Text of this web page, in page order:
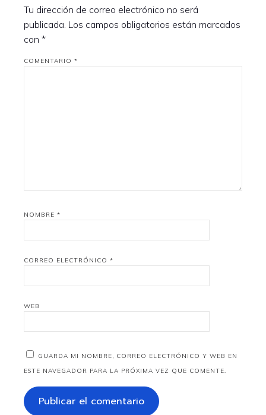
Tu dirección de correo electrónico no será
publicada. Los campos obligatorios están marcados
con *
COMENTARIO *
NOMBRE *
CORREO ELECTRÓNICO *
WEB
GUARDA MI NOMBRE, CORREO ELECTRÓNICO Y WEB EN
ESTE NAVEGADOR PARA LA PRÓXIMA VEZ QUE COMENTE.